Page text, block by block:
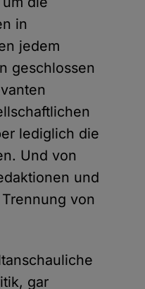
in
jedem
geschlossen
lediglich die
Und von
und
von
gar